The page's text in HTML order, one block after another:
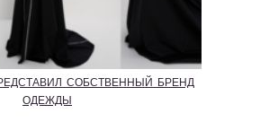
собственный бренд
одежды